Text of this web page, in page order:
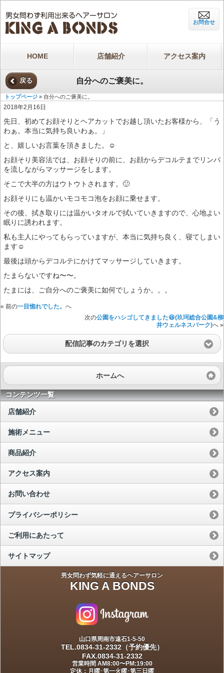
お問合せ
HOME 店舗紹介 アクセス案内
戻る 自分へのご褒美に。
トップページ » 自分へのご褒美に。
2018年2月16日
先日、初めてお顔そりとヘアカットでお越し頂いたお客様から、「う
わぁ。本当に気持ち良いわぁ。」
と、嬉しいお言葉を頂きました。☺️
お顔そり美容法では、お顔そりの前に、お顔からデコルテまでリンパ
を流しながらマッサージをします。
そこで大半の方はウトウトされます。🙂
お顔そりにも温かいモコモコ泡をお顔に乗せます。
その後、拭き取りには温かいタオルで拭いていきますので、心地よい
眠りに誘われます。
私も主人にやってもらっていますが、本当に気持ち良く、寝てしまい
ます☺️
最後は頭からデコルテにかけてマッサージしていきます。
たまらないですね〜〜。
たまには、ご自分へのご褒美に如何でしょうか。。。
« 前の一目惚れでした。 へ
次の公園をハシゴしてきました😆(玖珂総合公園&柳
井ウェルネスパーク)へ »
配信記事のカテゴリを選択
ホームへ
コンテンツ一覧
店舗紹介
施術メニュー
商品紹介
アクセス案内
お問い合わせ
プライバシーポリシー
ご利用にあたって
サイトマップ
男女問わず気軽に通えるヘアーサロン
KING A BONDS
山口県周南市遠石1-5-50
TEL.0834-31-2332（予約優先）
FAX.0834-31-2332
営業時間 AM8:00〜PM:19:00
定休：月曜･第一火曜･第三日曜